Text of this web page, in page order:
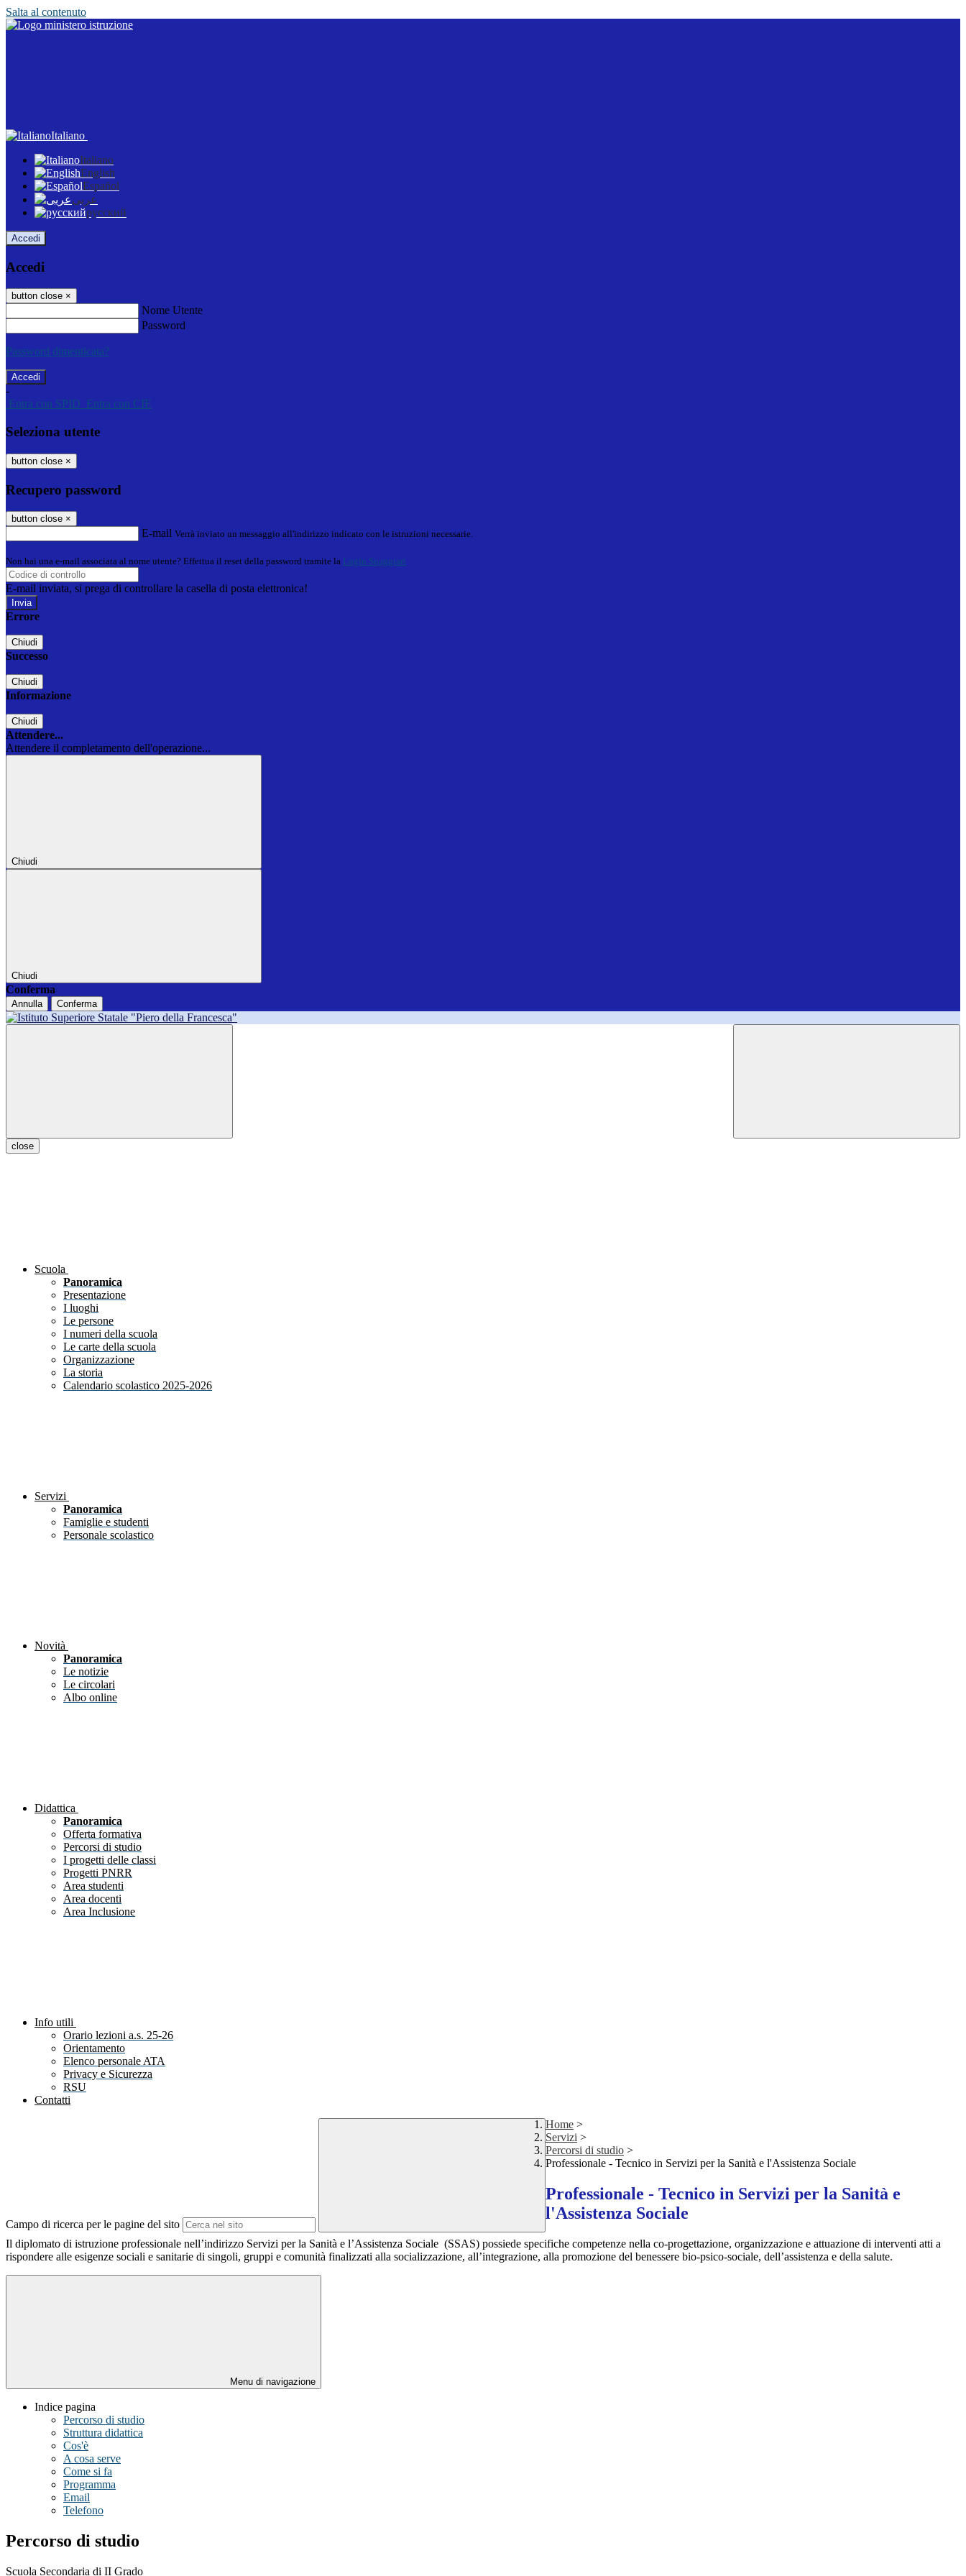
Salta al contenuto
Italiano
Italiano
English
Español
عربى
русский
Accedi
Accedi
button close ×
Nome Utente
Password
Password dimenticata?
-
Entra con SPID Entra con CIE
Seleziona utente
button close ×
Recupero password
button close ×
E-mail Verrà inviato un messaggio all'indirizzo indicato con le istruzioni necessarie.
Non hai una e-mail associata al nome utente? Effettua il reset della password tramite la Login Spaggiari
E-mail inviata, si prega di controllare la casella di posta elettronica!
Errore
Chiudi
Successo
Chiudi
Informazione
Chiudi
Attendere...
Attendere il completamento dell'operazione...
Chiudi
Chiudi
Conferma
Annulla Conferma
close
Scuola
Panoramica
Presentazione
I luoghi
Le persone
I numeri della scuola
Le carte della scuola
Organizzazione
La storia
Calendario scolastico 2025-2026
Servizi
Panoramica
Famiglie e studenti
Personale scolastico
Novità
Panoramica
Le notizie
Le circolari
Albo online
Didattica
Panoramica
Offerta formativa
Percorsi di studio
I progetti delle classi
Progetti PNRR
Area studenti
Area docenti
Area Inclusione
Info utili
Orario lezioni a.s. 25-26
Orientamento
Elenco personale ATA
Privacy e Sicurezza
RSU
Contatti
Campo di ricerca per le pagine del sito
Home >
Servizi >
Percorsi di studio >
Professionale - Tecnico in Servizi per la Sanità e l'Assistenza Sociale
Professionale - Tecnico in Servizi per la Sanità e
l'Assistenza Sociale
Il diplomato di istruzione professionale nell’indirizzo Servizi per la Sanità e l’Assistenza Sociale (SSAS) possiede specifiche competenze nella co-progettazione, organizzazione e attuazione di interventi atti a
rispondere alle esigenze sociali e sanitarie di singoli, gruppi e comunità finalizzati alla socializzazione, all’integrazione, alla promozione del benessere bio-psico-sociale, dell’assistenza e della salute.
Menu di navigazione
Indice pagina
Percorso di studio
Struttura didattica
Cos'è
A cosa serve
Come si fa
Programma
Email
Telefono
Percorso di studio
Scuola Secondaria di II Grado